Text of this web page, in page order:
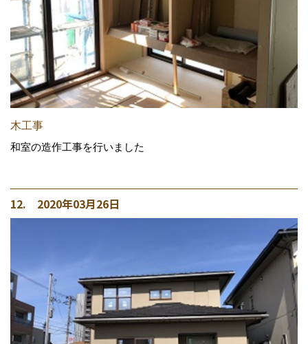
木工事
和室の造作工事を行いました
12. 2020年03月26日